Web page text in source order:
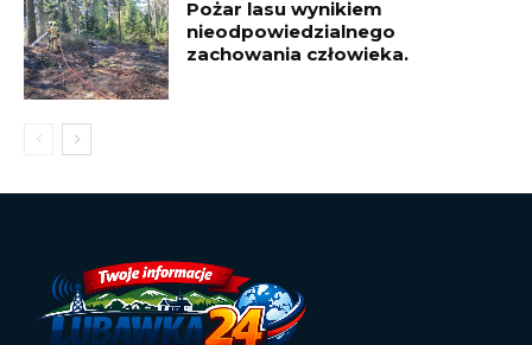
Pożar lasu wynikiem
nieodpowiedzialnego
zachowania człowieka.